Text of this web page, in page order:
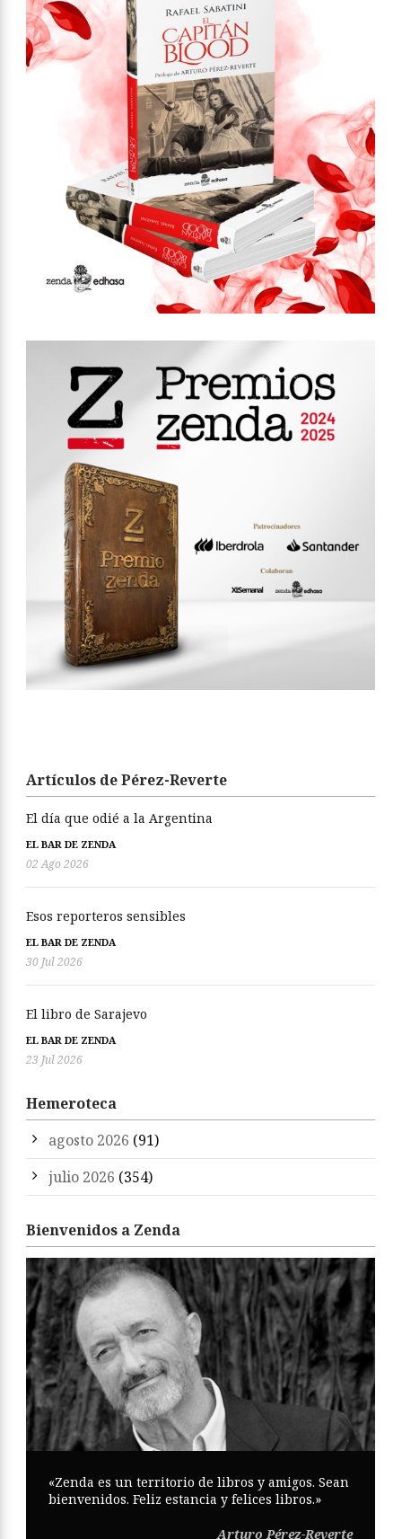
Artículos de Pérez-Reverte
El día que odié a la Argentina
EL BAR DE ZENDA
02 Ago 2026
Esos reporteros sensibles
EL BAR DE ZENDA
30 Jul 2026
El libro de Sarajevo
EL BAR DE ZENDA
23 Jul 2026
Hemeroteca
agosto 2026 (91)
julio 2026 (354)
Bienvenidos a Zenda
«Zenda es un territorio de libros y amigos. Sean
bienvenidos. Feliz estancia y felices libros.»
Arturo Pérez-Reverte